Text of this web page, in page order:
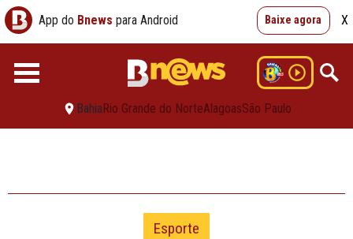
App do Bnews para Android Baixe agora X
BahiaRio Grande do NorteAlagoasSão Paulo
Esporte